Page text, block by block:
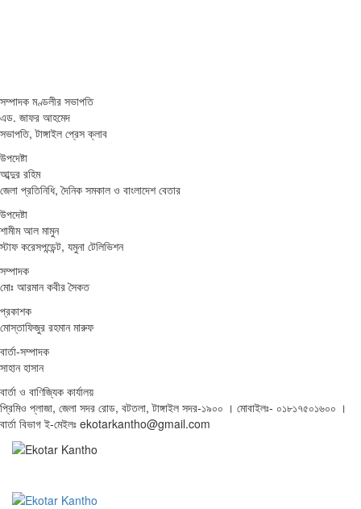
সম্পাদক মণ্ডলীর সভাপতি
এড. জাফর আহমেদ
সভাপতি, টাঙ্গাইল প্রেস ক্লাব
উপদেষ্টা
আব্দুর রহিম
জেলা প্রতিনিধি, দৈনিক সমকাল ও বাংলাদেশ বেতার
উপদেষ্টা
শামীম আল মামুন
স্টাফ করেসপন্ডেন্ট, যমুনা টেলিভিশন
সম্পাদক
মোঃ আরমান কবীর সৈকত
প্রকাশক
মোস্তাফিজুর রহমান মারুফ
বার্তা-সম্পাদক
সাহান হাসান
বার্তা ও বাণিজ্যিক কার্যালয়
প্রিমিও প্লাজা, জেলা সদর রোড, বটতলা, টাঙ্গাইল সদর-১৯০০ । মোবাইলঃ- ০১৮১৭৫০১৬০০ ।
বার্তা বিভাগ ই-মেইলঃ ekotarkantho@gmail.com